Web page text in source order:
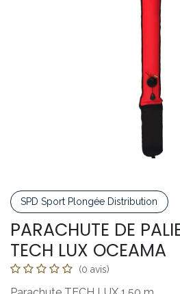
SPD Sport Plongée Distribution
PARACHUTE DE
TECH LUX OCEAMA
(0 avis)